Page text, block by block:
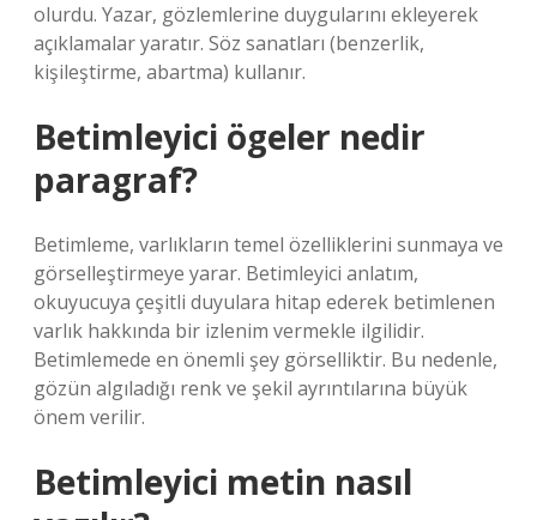
olurdu. Yazar, gözlemlerine duygularını ekleyerek
açıklamalar yaratır. Söz sanatları (benzerlik,
kişileştirme, abartma) kullanır.
Betimleyici ögeler nedir
paragraf?
Betimleme, varlıkların temel özelliklerini sunmaya ve
görselleştirmeye yarar. Betimleyici anlatım,
okuyucuya çeşitli duyulara hitap ederek betimlenen
varlık hakkında bir izlenim vermekle ilgilidir.
Betimlemede en önemli şey görselliktir. Bu nedenle,
gözün algıladığı renk ve şekil ayrıntılarına büyük
önem verilir.
Betimleyici metin nasıl